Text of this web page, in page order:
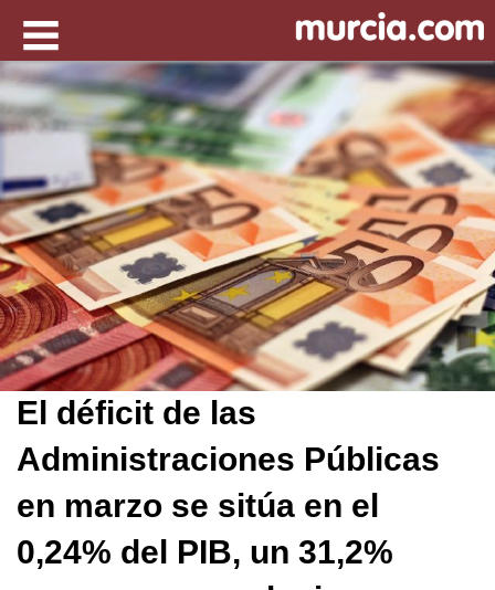
El déficit de las
Administraciones Públicas
en marzo se sitúa en el
0,24% del PIB, un 31,2%